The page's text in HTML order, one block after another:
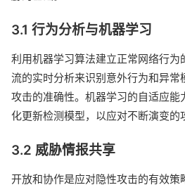
3.1 行为分析与机器学习
利用机器学习算法建立正常网络行为
流的实时分析来识别意外行为和异常
攻击的准确性。机器学习的自适应能
化更新检测模型，以应对不断演变的
3.2 威胁情报共享
开放和协作是应对隐性攻击的有效策